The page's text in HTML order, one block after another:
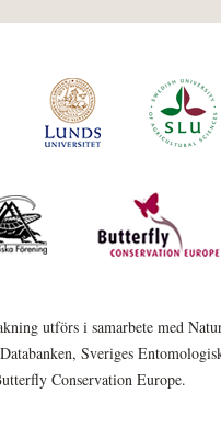
utförs i samarbete med
Sveriges
Conservation Europe.